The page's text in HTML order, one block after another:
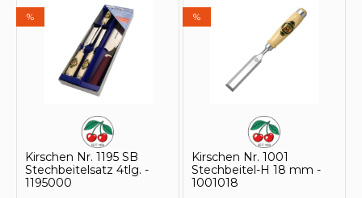
%
Kirschen Nr. 1195 SB
Stechbeitelsatz 4tlg. -
1195000
%
Kirschen Nr. 1001
Stechbeitel-H 18 mm -
1001018